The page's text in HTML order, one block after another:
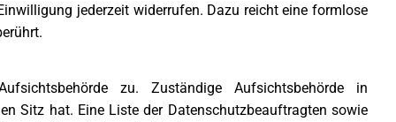
jederzeit widerrufen. Dazu reicht eine formlose
zu. Zuständige Aufsichtsbehörde in
Sitz hat. Eine Liste der Datenschutzbeauftragten sowie